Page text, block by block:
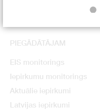
PIEGĀDĀTĀJAM
EIS monitorings
Iepirkumu monitorings
Aktuālie iepirkumi
Latvijas iepirkumi